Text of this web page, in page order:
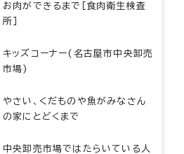
お肉ができるまで［食肉衛生検査
所］
キッズコーナー(名古屋市中央卸売
市場)
やさい、くだものや魚がみなさん
の家にとどくまで
中央卸売市場ではたらいている人